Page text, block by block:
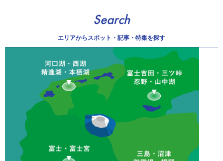
Search
エリアからスポット・記事・特集を探す